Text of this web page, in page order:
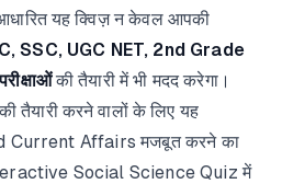
यह क्विज़ न केवल आपकी
SSC, UGC NET, 2nd Grade
की तैयारी में भी मदद करेगा।
तैयारी करने वालों के लिए यह
Current Affairs मजबूत करने का
Social Science Quiz में